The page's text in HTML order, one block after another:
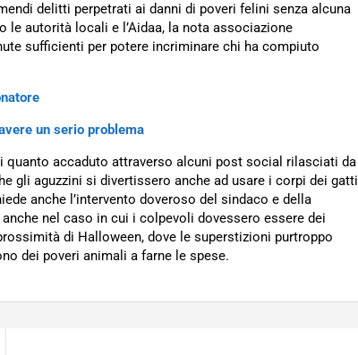
delitti perpetrati ai danni di poveri felini senza alcuna
autorità locali e l’Aidaa, la nota associazione
sufficienti per potere incriminare chi ha compiuto
un serio problema
quanto accaduto attraverso alcuni post social rilasciati da
gli aguzzini si divertissero anche ad usare i corpi dei gatti
anche l’intervento doveroso del sindaco e della
anche nel caso in cui i colpevoli dovessero essere dei
di Halloween, dove le superstizioni purtroppo
dei poveri animali a farne le spese.